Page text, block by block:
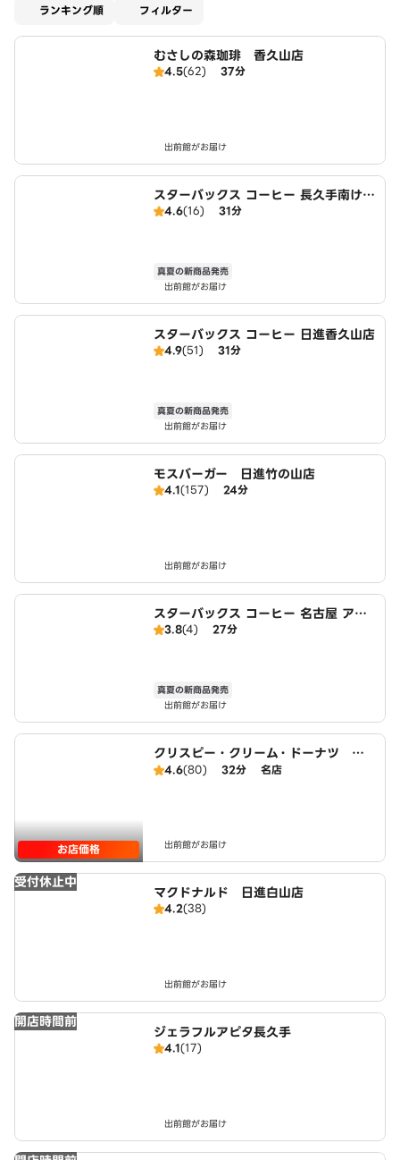
ランキング順 フィルター
むさしの森珈琲 香久山店
4.5(62) 37分
出前館がお届け
スターバックス コーヒー 長久手南けや
き通り店
4.6(16) 31分
真夏の新商品発売
出前館がお届け
スターバックス コーヒー 日進香久山店
4.9(51) 31分
真夏の新商品発売
出前館がお届け
モスバーガー 日進竹の山店
4.1(157) 24分
出前館がお届け
スターバックス コーヒー 名古屋 アピ
タ長久手店
3.8(4) 27分
真夏の新商品発売
出前館がお届け
お店価格
クリスピー・クリーム・ドーナツ Mi
o香久山店
4.6(80) 32分 名店
出前館がお届け
受付休止中
マクドナルド 日進白山店
4.2(38)
出前館がお届け
開店時間前
ジェラフルアピタ長久手
4.1(17)
出前館がお届け